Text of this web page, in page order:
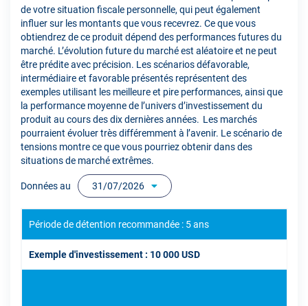
de votre situation fiscale personnelle, qui peut également
influer sur les montants que vous recevrez. Ce que vous
obtiendrez de ce produit dépend des performances futures du
marché. L’évolution future du marché est aléatoire et ne peut
être prédite avec précision. Les scénarios défavorable,
intermédiaire et favorable présentés représentent des
exemples utilisant les meilleure et pire performances, ainsi que
la performance moyenne de l’univers d’investissement du
produit au cours des dix dernières années. Les marchés
pourraient évoluer très différemment à l’avenir. Le scénario de
tensions montre ce que vous pourriez obtenir dans des
situations de marché extrêmes.
Données au 31/07/2026
Période de détention recommandée : 5 ans
Exemple d'investissement : 10 000 USD